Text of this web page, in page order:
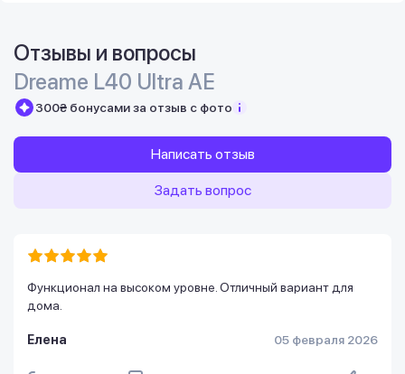
Отзывы и вопросы
Dreame L40 Ultra AE
300₴ бонусами за отзыв с фото
Написать отзыв
Задать вопрос
Функционал на высоком уровне. Отличный вариант для
дома.
Елена 05 февраля 2026